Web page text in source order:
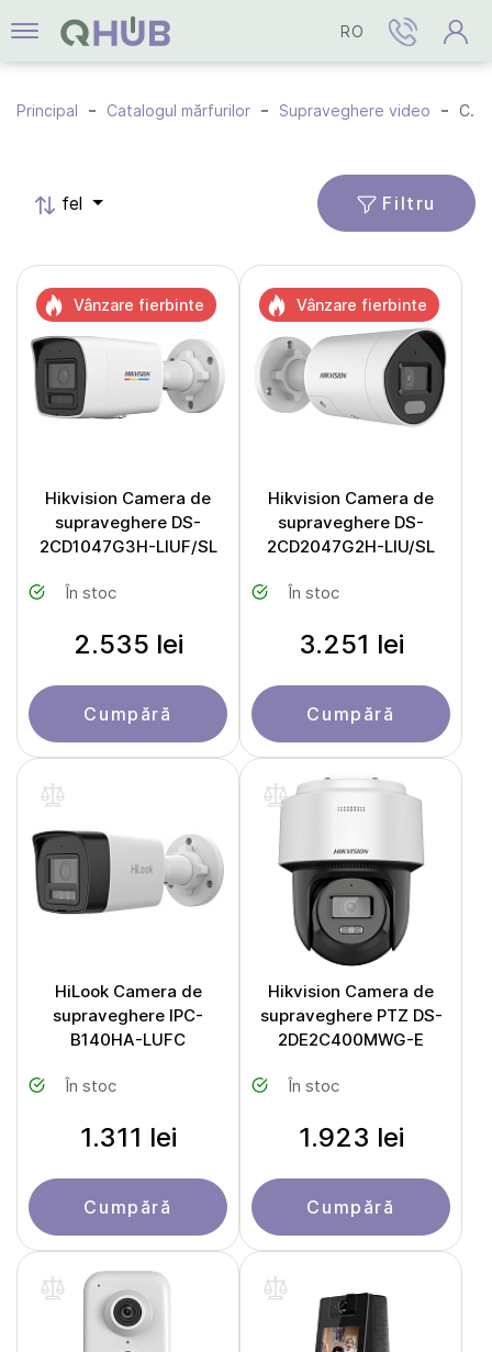
RO
Principal Catalogul mărfurilor Supraveghere video Camere IP
fel Filtru
Hikvision Camera de
supraveghere DS-
2CD1047G3H-LIUF/SL
În stoc
2.535 lei
Cumpără
Vânzare fierbinte
Hikvision Camera de
supraveghere DS-
2CD2047G2H-LIU/SL
În stoc
3.251 lei
Cumpără
Vânzare fierbinte
HiLook Camera de
supraveghere IPC-
B140HA-LUFC
În stoc
1.311 lei
Cumpără
Hikvision Camera de
supraveghere PTZ DS-
2DE2C400MWG-E
În stoc
1.923 lei
Cumpără